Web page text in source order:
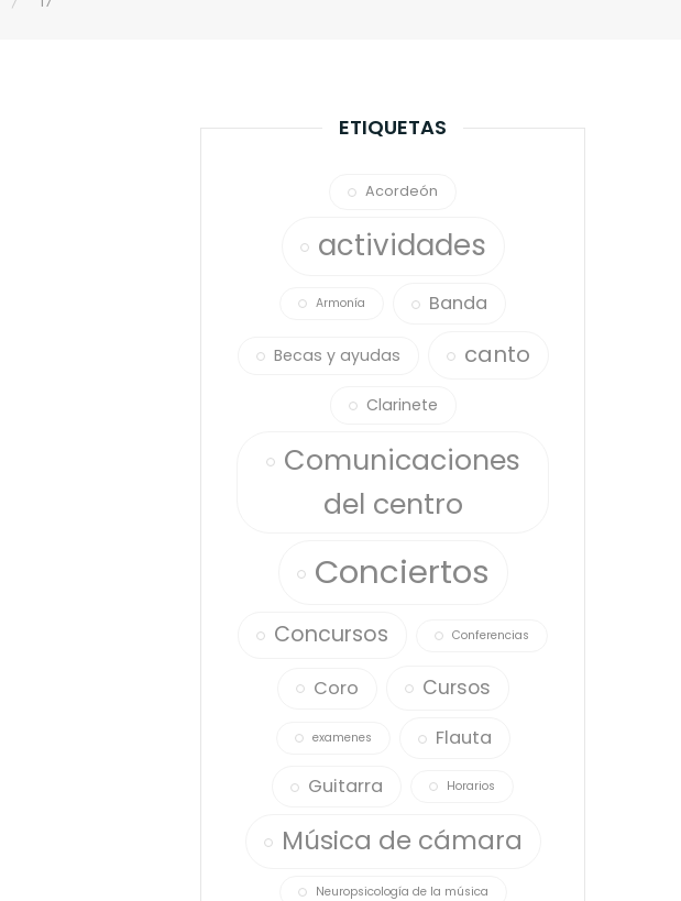
ETIQUETAS
Acordeón
actividades
Armonía Banda
Becas y ayudas canto
Clarinete
Comunicaciones
del centro
Conciertos
Concursos Conferencias
Coro Cursos
examenes
Flauta
Guitarra
Horarios
Música de cámara
Neuropsicología de la música